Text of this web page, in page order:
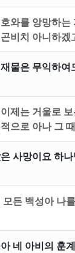
와를 앙망하
비치 아니하
물은 무익하
제는 거울로
으로 아나 그
사망이요 하
모든 백성아 나
네 아비의 훈